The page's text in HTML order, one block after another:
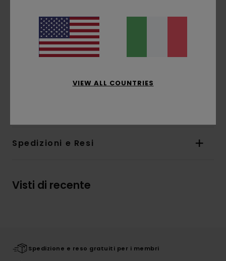
Collo:Girocollo
Maniche:maniche corte
Marcatura:stampa a base d'acqua davanti
Orlo interno con etichetta a bandiera Timber
Spedizioni e Resi
Visti di recente
Spedizione e reso gratuiti per i membri
VIEW ALL COUNTRIES